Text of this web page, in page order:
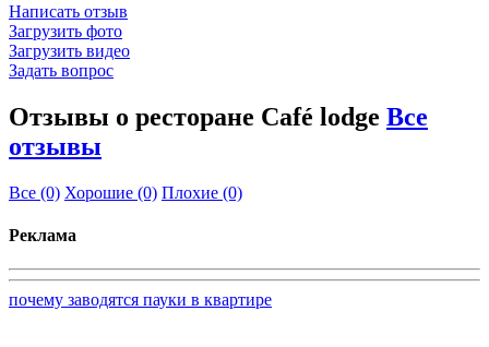
Написать отзыв
Загрузить фото
Загрузить видео
Задать вопрос
Отзывы о ресторане Café lodge Все
отзывы
Все (0) Хорошие (0) Плохие (0)
Реклама
почему заводятся пауки в квартире